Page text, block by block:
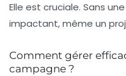
Elle est cruciale. Sans
impactant, même un
Comment gérer
campagne ?